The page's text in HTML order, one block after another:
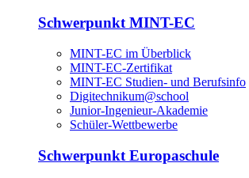
Schwerpunkt MINT-EC
MINT-EC im Überblick
MINT-EC-Zertifikat
MINT-EC Studien- und Berufsinfo
Digitechnikum­@school
Junior-Ingenieur-Akademie
Schüler-Wettbewerbe
Schwerpunkt Europaschule